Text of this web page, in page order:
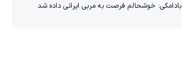
بادامکی: خوشحالم فرصت به مربی ایرانی داده شد